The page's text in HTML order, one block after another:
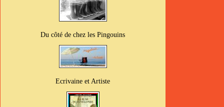
Du côté de chez les Pingouins
Ecrivaine et Artiste